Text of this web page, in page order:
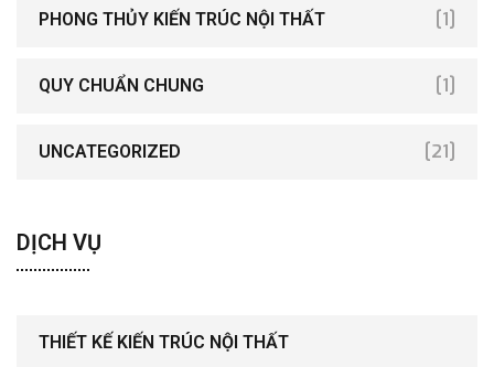
PHONG THỦY KIẾN TRÚC NỘI THẤT [1]
QUY CHUẨN CHUNG [1]
UNCATEGORIZED [21]
DỊCH VỤ
THIẾT KẾ KIẾN TRÚC NỘI THẤT